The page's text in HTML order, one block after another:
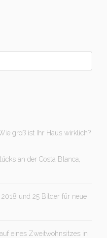
groß ist Ihr Haus wirklich?
an der Costa Blanca,
und 25 Bilder für neue
eines Zweitwohnsitzes in